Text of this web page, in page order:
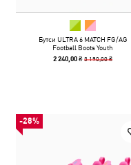
Бутси ULTRA 6 MATCH FG/AG
Football Boots Youth
2 240,00 ₴3 190,00 ₴
-28%